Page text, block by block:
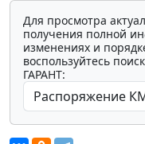
Для просмотра
получения полной
изменениях и
воспользуйтесь
ГАРАНТ: